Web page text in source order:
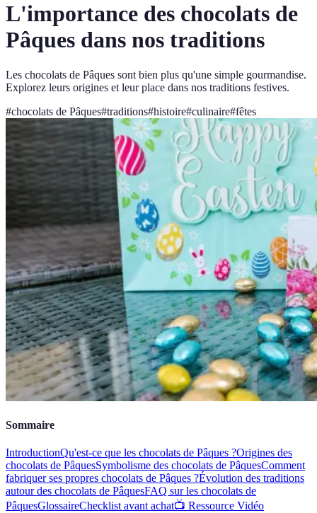
L'importance des chocolats de
Pâques dans nos traditions
Les chocolats de Pâques sont bien plus qu'une simple gourmandise.
Explorez leurs origines et leur place dans nos traditions festives.
#chocolats de Pâques#traditions#histoire#culinaire#fêtes
Sommaire
IntroductionQu'est-ce que les chocolats de Pâques ?Origines des
chocolats de PâquesSymbolisme des chocolats de PâquesComment
fabriquer ses propres chocolats de Pâques ?Évolution des traditions
autour des chocolats de PâquesFAQ sur les chocolats de
PâquesGlossaireChecklist avant achat📺 Ressource Vidéo